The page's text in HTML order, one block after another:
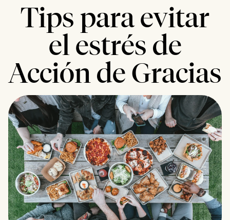
Tips para evitar
el estrés de
Acción de Gracias